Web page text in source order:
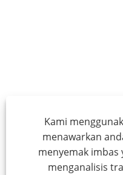
Kami
menawarkan
menyemak imbas
menganalisis